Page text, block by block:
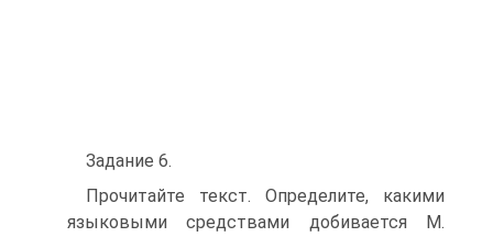
Задание 6.
Прочитайте текст. Определите, какими
языковыми средствами добивается М.